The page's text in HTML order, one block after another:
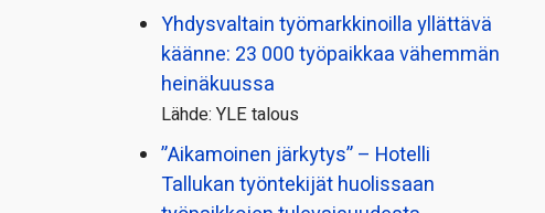
Yhdysvaltain työmarkkinoilla yllättävä
käänne: 23 000 työpaikkaa vähemmän
heinäkuussa
Lähde: YLE talous
”Aikamoinen järkytys” – Hotelli
Tallukan työntekijät huolissaan